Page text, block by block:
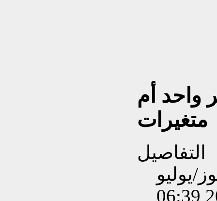
متغير واحد أم
متغيرات
التفاصيل
الأحد, 13 تموز/يوليو